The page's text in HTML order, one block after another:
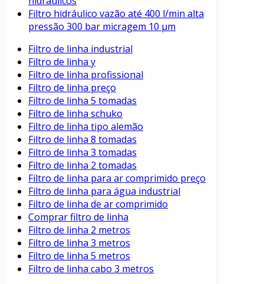
Filtro hidráulico vazão até 400 l/min alta
pressão 300 bar micragem 10 μm
Filtro de linha industrial
Filtro de linha y
Filtro de linha profissional
Filtro de linha preço
Filtro de linha 5 tomadas
Filtro de linha schuko
Filtro de linha tipo alemão
Filtro de linha 8 tomadas
Filtro de linha 3 tomadas
Filtro de linha 2 tomadas
Filtro de linha para ar comprimido preço
Filtro de linha para água industrial
Filtro de linha de ar comprimido
Comprar filtro de linha
Filtro de linha 2 metros
Filtro de linha 3 metros
Filtro de linha 5 metros
Filtro de linha cabo 3 metros